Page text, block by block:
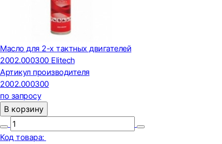
Масло для 2-х тактных двигателей
2002.000300 Elitech
Артикул производителя
2002.000300
по запросу
В корзину
Код товара: